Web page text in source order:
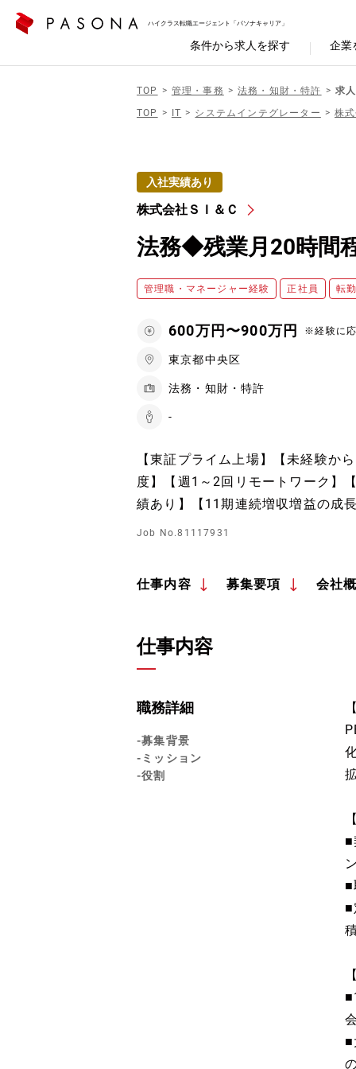
ハイクラス転職エージェント「パソナキャリア」
条件から求人を探す 企業
TOP 管理・事務 法務・知財・特許
求
TOP
IT システムインテグレーター 株
入社実績あり
株式会社ＳＩ＆Ｃ
法務◆残業月20時間
管理職・マネージャー経験 正社員 転
600万円〜900万円 ※経験に
東京都中央区
法務・知財・特許
-
【東証プライム上場】【未経験か
度】【週1～2回リモートワーク】
績あり】【11期連続増収増益の成
Job No.81117931
仕事内容 募集要項 会社
仕事内容
職務詳細
-募集背景
-ミッション
-役割
■
■
■
■